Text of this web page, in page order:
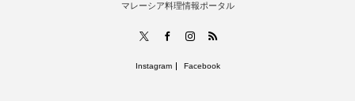
マレーシア料理情報ポータル
FacebookInstagram
RSS
Instagram Facebook